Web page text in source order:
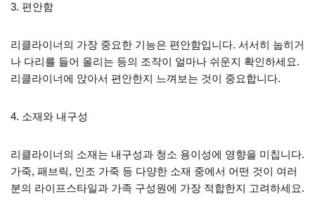
3. 편안함
리클라이너의 가장 중요한 기능은 편안함입니다. 서서히 눕히거
나 다리를 들어 올리는 등의 조작이 얼마나 쉬운지 확인하세요.
리클라이너에 앉아서 편안한지 느껴보는 것이 중요합니다.
4. 소재와 내구성
리클라이너의 소재는 내구성과 청소 용이성에 영향을 미칩니다.
가죽, 패브릭, 인조 가죽 등 다양한 소재 중에서 어떤 것이 여러
분의 라이프스타일과 가족 구성원에 가장 적합한지 고려하세요.